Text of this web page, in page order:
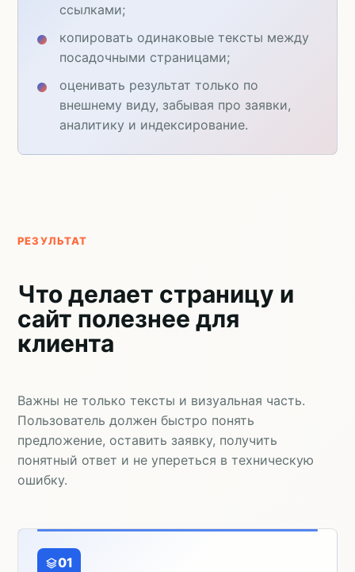
ссылками;
копировать одинаковые тексты между
посадочными страницами;
оценивать результат только по
внешнему виду, забывая про заявки,
аналитику и индексирование.
РЕЗУЛЬТАТ
Что делает страницу и
сайт полезнее для
клиента
Важны не только тексты и визуальная часть.
Пользователь должен быстро понять
предложение, оставить заявку, получить
понятный ответ и не упереться в техническую
ошибку.
01